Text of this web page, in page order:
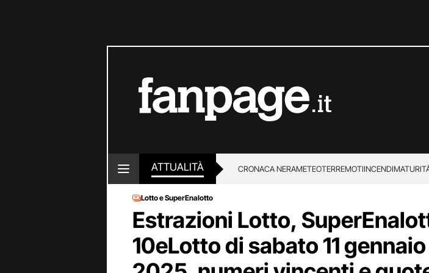
ATTUALITÀ CRONACA NERAMETEOTERREMOTIINCENDI
Lotto e SuperEnalotto
Estrazioni Lotto,
10eLotto di sabato 11 gennaio